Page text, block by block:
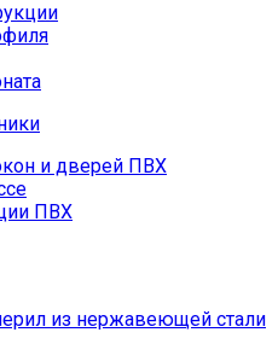
и дверей ПВХ
ПВХ
из нержавеющей стали